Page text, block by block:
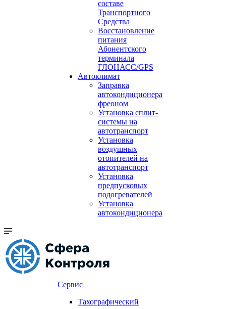
составе
Транспортного
Средства
Восстановление
питания
Абонентского
терминала
ГЛОНАСС/GPS
Автоклимат
Заправка
автокондиционера
фреоном
Установка сплит-
системы на
автотранспорт
Установка
воздушных
отопителей на
автотранспорт
Установка
предпусковых
подогревателей
Установка
автокондиционера
Сервис
Тахографический